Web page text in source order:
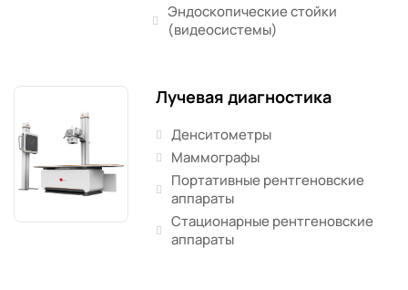
Эндоскопические стойки
(видеосистемы)
Лучевая диагностика
Денситометры
Маммографы
Портативные рентгеновские
аппараты
Стационарные рентгеновские
аппараты